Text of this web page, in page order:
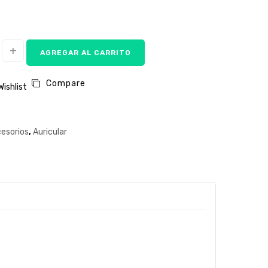
AGREGAR AL CARRITO
Compare
,Auricular